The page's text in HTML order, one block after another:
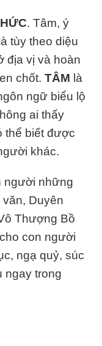
. Tâm, ý
tùy theo diệu
địa vị và hoàn
chốt.TÂM là
ngữ biểu lộ
ai thấy
thể biết được
khác.
người những
Duyên
Thượng Bồ
con người
ngạ quỷ, súc
ngay trong